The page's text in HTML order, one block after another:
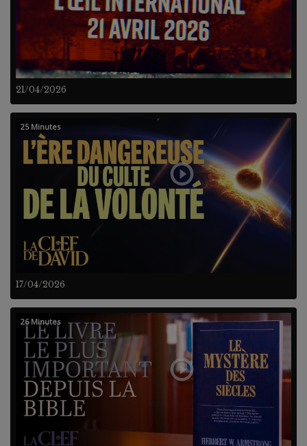
21/04/2026
17/04/2026
25 Minutes
26 Minutes